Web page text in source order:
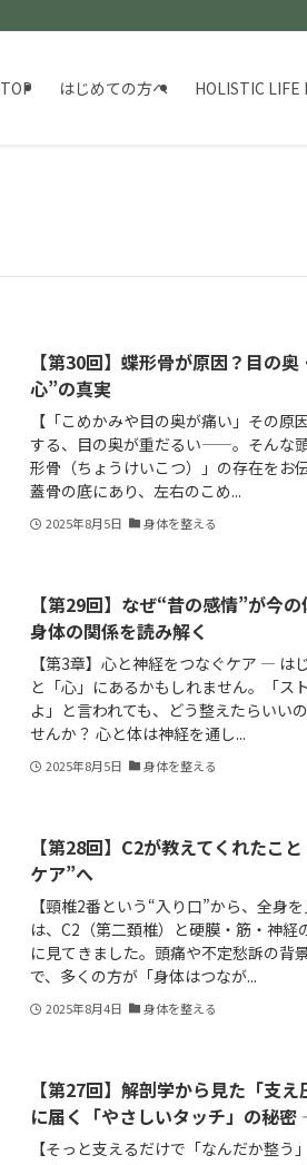
TOP はじめての方へ HOLISTIC LIFE
【第30回】蝶形骨が原因？目の
心”の真実
【「こめかみや目の奥が痛い」その
する、目の奥が重だるい——。そんな
形骨（ちょうけいこつ）」の存在をお
蓋骨の底にあり、左右のこめ...
2025年8月5日 身体を整える
【第29回】なぜ“昔の感情”が今
身体の関係を読み解く
【第3章】心と神経をつなぐケア ― は
と「心」にあるかもしれません。「ス
よ」と言われても、どう整えたらい
せんか？ 心と体は神経を通し...
2025年8月5日 身体を整える
【第28回】C2が教えてくれたこ
ケア”へ
【頸椎2番という“入り口”から、全身
は、C2（第二頚椎）と硬膜・筋・神
に見てきました。頭痛や不定愁訴の背
で、多くの方が「身体はつなが...
2025年8月4日 身体を整える
【第27回】解剖学から見た「支
に届く「やさしいタッチ」の秘
【そっと支えるだけで「なんだか整